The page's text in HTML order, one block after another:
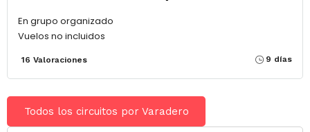
En grupo organizado
Vuelos no incluidos
16 Valoraciones 9 días
Todos los circuitos por Varadero